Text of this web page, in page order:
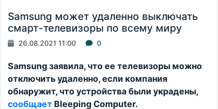
Samsung может удаленно выключать
смарт-телевизоры по всему миру
26.08.2021 11:00 0
Samsung заявила, что ее телевизоры можно
отключить удаленно, если компания
обнаружит, что устройства были украдены,
сообщает Bleeping Computer.